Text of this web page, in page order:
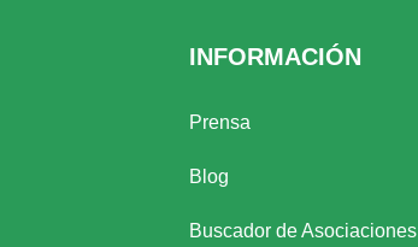
INFORMACIÓN
Prensa
Blog
Buscador de Asociaciones